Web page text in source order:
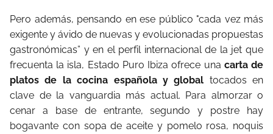
Pero además, pensando en ese público "cada vez más
exigente y ávido de nuevas y evolucionadas propuestas
gastronómicas” y en el perfil internacional de la jet que
frecuenta la isla, Estado Puro Ibiza ofrece una carta de
platos de la cocina española y global tocados en
clave de la vanguardia más actual. Para almorzar o
cenar a base de entrante, segundo y postre hay
bogavante con sopa de aceite y pomelo rosa, noquis